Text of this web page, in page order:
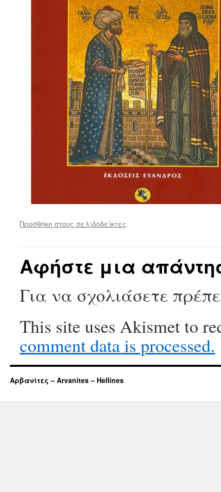
Προσθήκη στους σελιδοδείκτες.
Αφήστε μια
Για να σχολιάσετε
This site uses Akismet to
comment data is processed.
Αρβανίτες – Arvanites – Hellines